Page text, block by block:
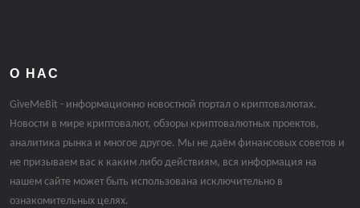
О НАС
GiveMeBit - информационно новостной портал о криптовалютах.
Новости в мире криптовалют, обзоры криптовалютных проектов,
аналитика рынка и многое другое. Мы не даём финансовых советов и
не призываем вас к каким либо действиям, вся информация на
нашем сайте может быть использована исключительно в
ознакомительных целях.